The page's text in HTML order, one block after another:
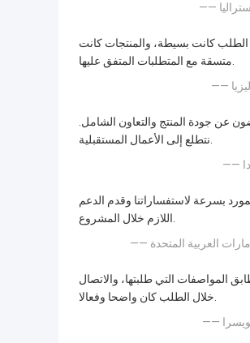
الطلب كانت بسيطة، والمنتجات كانت
متسقة مع المتطلبات المتفق عليها.
عن جودة المنتج والتعاون الشامل.
نتطلع إلى الأعمال المستقبلية.
بسرعة لاستفساراتنا وقدم الدعم
اللازم خلال المشروع.
العربية المتحدة
المواصفات التي طلبتها، والاتصال
خلال الطلب كان واضحا وفعالا.